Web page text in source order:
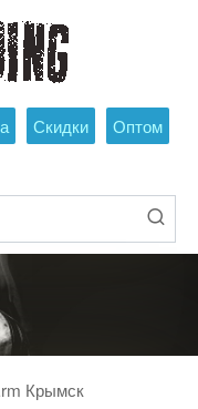
Скидки
Оптом
Крымск